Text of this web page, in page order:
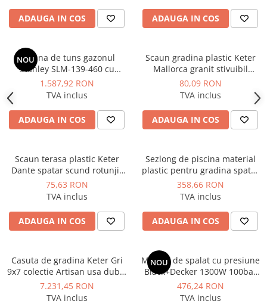
Automatizari si elemente de
Automatizari panouri solare
Grupuri de circulatie
Manometre, presostate si
termostate
Regulatoare electronice
Servoregulatoare
Termostate pentru ventilo-
convectori
Traductoare
Ventile liniare
Ventile electromagnetice
ADAUGA IN COS ADAUGA IN COS
NOU
Masina de tuns gazonul
Stanley SLM-139-460 cu
benzina 139cm³ 2100W
1.587,92 RON
TVA inclus
ADAUGA IN COS
Scaun gradina plastic Keter
Mallorca granit stivuibil
rezistent UV dimensiuni
56x58x79 cm
80,09 RON
TVA inclus
ADAUGA IN COS
Scaun terasa plastic Keter
Dante spatar scund rotunjit
cotiere grafit 57 x 57 x 78 cm
75,63 RON
TVA inclus
ADAUGA IN COS
Sezlong de piscina material
plastic pentru gradina spatar
reglabil culoare alb Keter
colectie Florida forma
190x67x30
358,66 RON
TVA inclus
ADAUGA IN COS
Casuta de gradina Keter Gri
9x7 colectie Artisan usa dubla
ferestre ventilatie
7.231,45 RON
TVA inclus
NOU
Masina de spalat cu presiune
Black+Decker 1300W 100bar
390l/h - BXPW1300E
476,24 RON
TVA inclus